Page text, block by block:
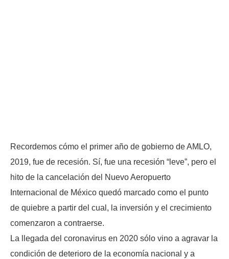
Recordemos cómo el primer año de gobierno de AMLO,
2019, fue de recesión. Sí, fue una recesión “leve”, pero el
hito de la cancelación del Nuevo Aeropuerto
Internacional de México quedó marcado como el punto
de quiebre a partir del cual, la inversión y el crecimiento
comenzaron a contraerse.
La llegada del coronavirus en 2020 sólo vino a agravar la
condición de deterioro de la economía nacional y a